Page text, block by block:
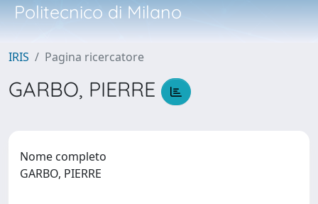
Politecnico di Milano
IRIS Pagina ricercatore
GARBO, PIERRE
Nome completo
GARBO, PIERRE